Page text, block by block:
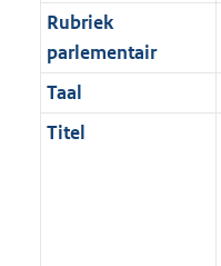
Rubriek
parlementair
Taal
Titel